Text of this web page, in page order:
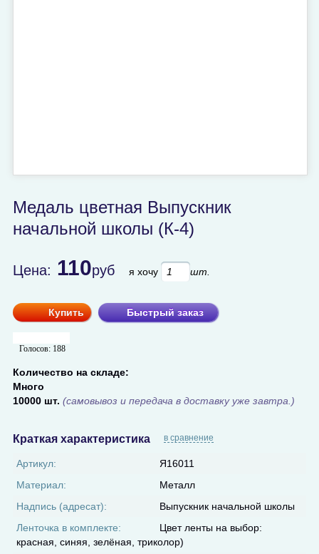
Медаль цветная Выпускник
начальной школы (К-4)
Цена: 110руб я хочу шт.
Купить Быстрый заказ
Голосов: 188
Количество на складе:
Много
10000 шт. (самовывоз и передача в доставку уже завтра.)
Краткая характеристика в сравнение
Артикул:
Я16011
Материал:
Металл
Надпись (адресат):
Выпускник начальной школы
Ленточка в комплекте:
Цвет ленты на выбор:
красная, синяя, зелёная, триколор)